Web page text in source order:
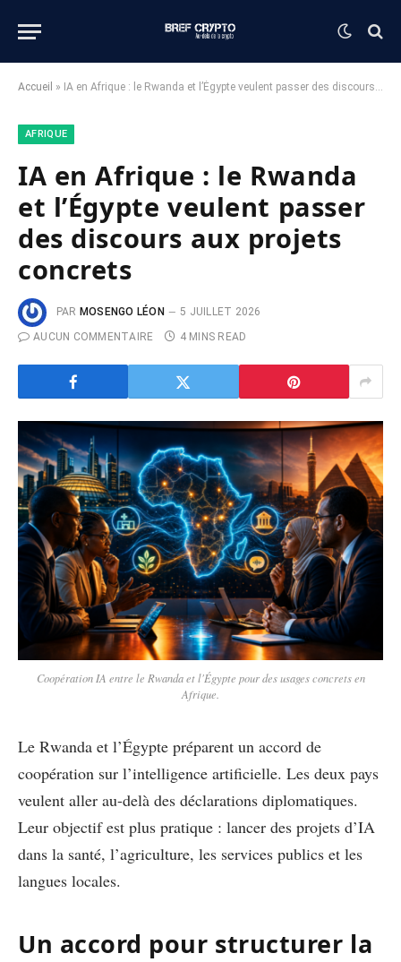
Accueil » IA en Afrique : le Rwanda et l’Égypte veulent passer des discours aux projets concrets
AFRIQUE
IA en Afrique : le Rwanda
et l’Égypte veulent passer
des discours aux projets
concrets
PAR MOSENGO LÉON
5 JUILLET 2026
AUCUN COMMENTAIRE
4 MINS READ
Coopération IA entre le Rwanda et l'Égypte pour des usages concrets en
Afrique.
Le Rwanda et l’Égypte préparent un accord de
coopération sur l’intelligence artificielle. Les deux pays
veulent aller au-delà des déclarations diplomatiques.
Leur objectif est plus pratique : lancer des projets d’IA
dans la santé, l’agriculture, les services publics et les
langues locales.
Un accord pour structurer la